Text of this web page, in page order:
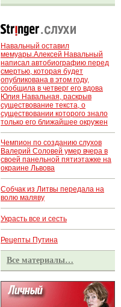
Навальный оставил
мемуары.Алексей Навальный
написал автобиографию перед
смертью, которая будет
опубликована в этом году,
сообщила в четверг его вдова
Юлия Навальная, раскрыв
существование текста, о
существовании которого знало
только его ближайшее окружен
Чемпион по созданию слухов
Валерий Соловей умер вчера в
своей панельной пятиэтажке на
окраине Львова
Собчак из Литвы передала на
волю маляву
Украсть все и сесть
Рецепты Путина
Все материалы…